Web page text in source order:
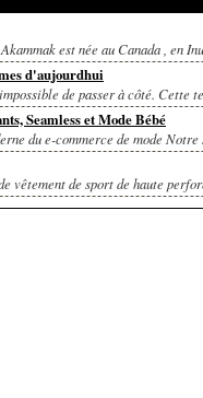
est née au Canada , en
d'aujourdhui
de passer à côté. Cette
Seamless et Mode Bébé
du e-commerce de mode
vêtement de sport de haute